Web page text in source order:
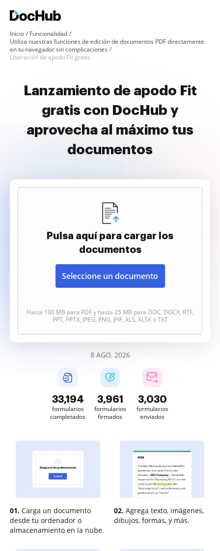
Inicio
Funcionalidad
Utiliza nuestras funciones de edición de documentos PDF directamente
en tu navegador sin complicaciones
Liberación de apodo Fit gratis
Lanzamiento de apodo Fit
gratis con DocHub y
aprovecha al máximo tus
documentos
Pulsa aquí para cargar los
documentos
Seleccione un documento
Hasta 100 MB para PDF y hasta 25 MB para DOC, DOCX, RTF,
PPT, PPTX, JPEG, PNG, JFIF, XLS, XLSX o TXT
8 AGO, 2026
33,195
formularios
completados
3,961
formularios
firmados
3,030
formularios
enviados
01. Carga un documento
desde tu ordenador o
almacenamiento en la nube.
02. Agrega texto, imágenes,
dibujos, formas, y más.